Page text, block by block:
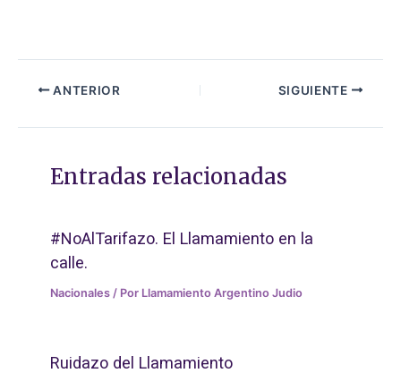
ANTERIOR SIGUIENTE
Entradas relacionadas
#NoAlTarifazo. El Llamamiento en la
calle.
Nacionales / Por Llamamiento Argentino Judio
Ruidazo del Llamamiento